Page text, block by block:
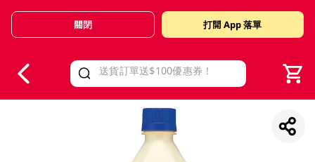
Valid Until 30 June 2026
關閉 打開 App 落單